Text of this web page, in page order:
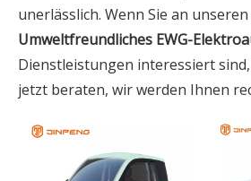
unerlässlich. Wenn Sie an unseren
Umweltfreundliches EWG-
Dienstleistungen interessiert
jetzt beraten, wir werden Ihnen